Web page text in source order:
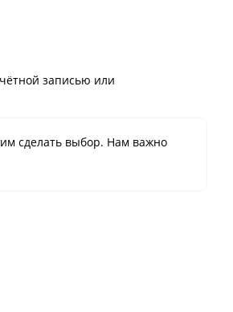
записью или
сделать выбор. Нам важно